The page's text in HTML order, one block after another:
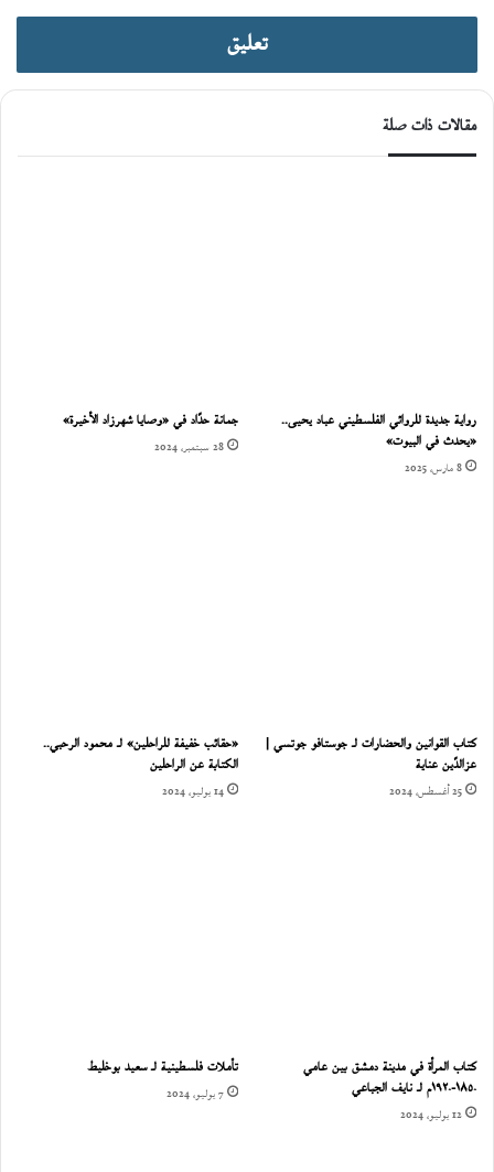
تعليق
مقالات ذات صلة
رواية جديدة للروائي الفلسطيني عباد يحيى..
«يحدث في البيوت»
8 مارس، 2025
جمانة حدّاد في «وصايا شهرزاد الأخيرة»
28 سبتمبر، 2024
كتاب القوانين والحضارات لـ جوستافو جوتسي |
عزالدّين عناية
25 أغسطس، 2024
«حقائب خفيفة للراحلين» لـ محمود الرحبي..
الكتابة عن الراحلين
14 يوليو، 2024
كتاب المرأة في مدينة دمشق بين عامي
١٨٥٠-١٩٢٠م لـ نايف الجباعي
12 يوليو، 2024
تأملات فلسطينية لـ سعيد بوخليط
7 يوليو، 2024